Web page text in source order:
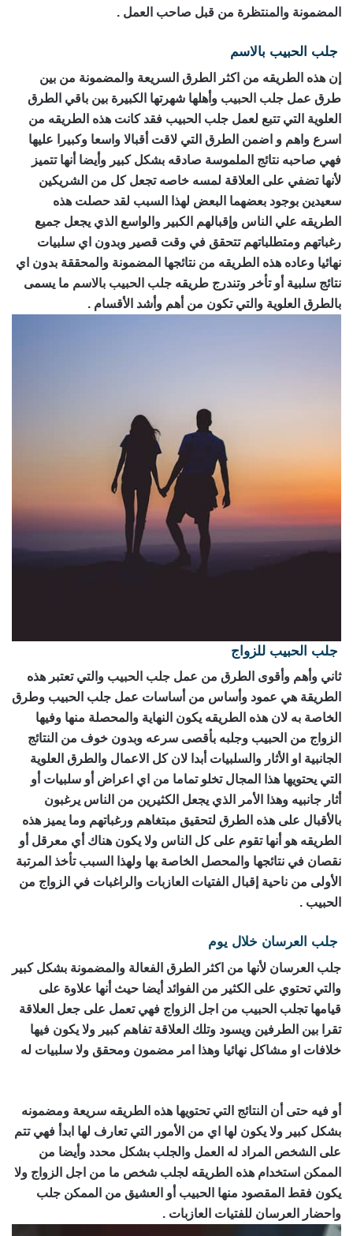
المضمونة والمنتظرة من قبل صاحب العمل .
جلب الحبيب بالاسم
إن هذه الطريقه من اكثر الطرق السريعة والمضمونة من بين
طرق عمل جلب الحبيب وأهلها شهرتها الكبيرة بين باقي الطرق
العلوية التي تتبع لعمل جلب الحبيب فقد كانت هذه الطريقه من
اسرع واهم و اضمن الطرق التي لاقت أقبالا واسعا وكبيرا عليها
فهي صاحبه نتائج الملموسة صادقه بشكل كبير وأيضا أنها تتميز
لأنها تضفي على العلاقة لمسه خاصه تجعل كل من الشريكين
سعيدين بوجود بعضهما البعض لهذا السبب لقد حصلت هذه
الطريقه علي الناس وإقبالهم الكبير والواسع الذي يجعل جميع
رغباتهم ومتطلباتهم تتحقق في وقت قصير وبدون اي سلبيات
نهائيا وعاده هذه الطريقه من نتائجها المضمونة والمحققة بدون اي
نتائج سلبية أو تأخر وتندرج طريقه جلب الحبيب بالاسم ما يسمى
بالطرق العلوية والتي تكون من أهم وأشد الأقسام .
جلب الحبيب للزواج
ثاني وأهم وأقوى الطرق من عمل جلب الحبيب والتي تعتبر هذه
الطريقة هي عمود وأساس من أساسات عمل جلب الحبيب وطرق
الخاصة به لان هذه الطريقه يكون النهاية والمحصلة منها وفيها
الزواج من الحبيب وجلبه بأقصى سرعه وبدون خوف من النتائج
الجانبية او الأثار والسلبيات أبدا لان كل الاعمال والطرق العلوية
التي يحتويها هذا المجال تخلو تماما من اي اعراض أو سلبيات أو
أثار جانبيه وهذا الأمر الذي يجعل الكثيرين من الناس يرغبون
بالأقبال على هذه الطرق لتحقيق مبتغاهم ورغباتهم وما يميز هذه
الطريقه هو أنها تقوم على كل الناس ولا يكون هناك أي معرقل أو
نقصان في نتائجها والمحصل الخاصة بها ولهذا السبب تأخذ المرتبة
الأولى من ناحية إقبال الفتيات العازبات والراغبات في الزواج من
الحبيب .
جلب العرسان خلال يوم
جلب العرسان لأنها من اكثر الطرق الفعالة والمضمونة بشكل كبير
والتي تحتوي على الكثير من الفوائد أيضا حيث أنها علاوة على
قيامها تجلب الحبيب من اجل الزواج فهي تعمل على جعل العلاقة
تقرا بين الطرفين ويسود وتلك العلاقة تفاهم كبير ولا يكون فيها
خلافات او مشاكل نهائيا وهذا امر مضمون ومحقق ولا سلبيات له
أو فيه حتى أن النتائج التي تحتويها هذه الطريقه سريعة ومضمونه
بشكل كبير ولا يكون لها اي من الأمور التي تعارف لها ابدأ فهي تتم
على الشخص المراد له العمل والجلب بشكل محدد وأيضا من
الممكن استخدام هذه الطريقه لجلب شخص ما من اجل الزواج ولا
يكون فقط المقصود منها الحبيب أو العشيق من الممكن جلب
واحضار العرسان للفتيات العازبات .